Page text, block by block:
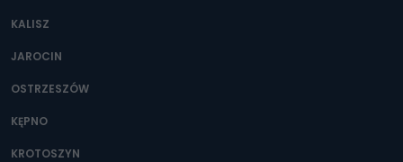
KALISZ
JAROCIN
OSTRZESZÓW
KĘPNO
KROTOSZYN